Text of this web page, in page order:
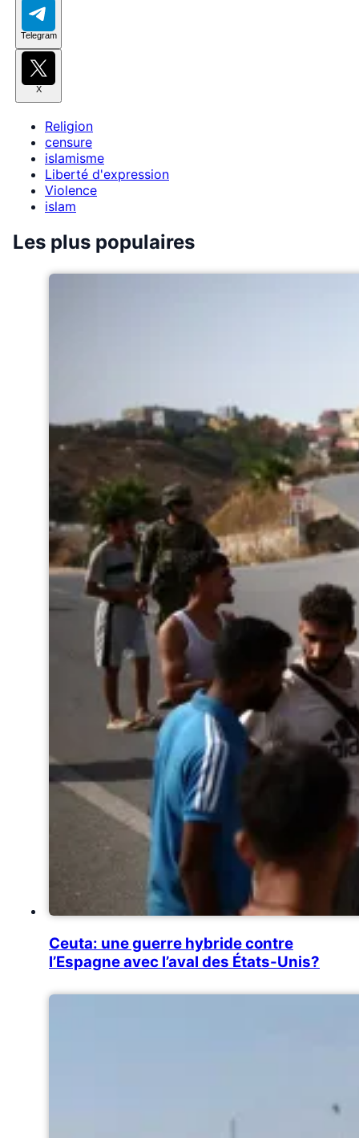
Telegram
X
Religion
censure
islamisme
Liberté d'expression
Violence
islam
Les plus populaires
Ceuta: une guerre hybride contre
l’Espagne avec l’aval des États-Unis?